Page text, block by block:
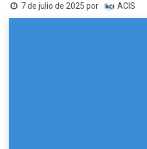
7 de julio de 2025 por ACIS